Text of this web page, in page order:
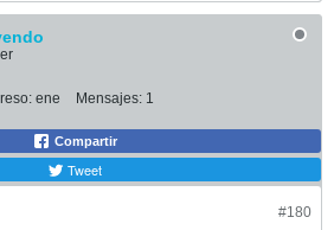
ene Mensajes: 1
Compartir
Tweet
#180